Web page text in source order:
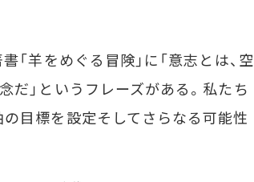
「羊をめぐる冒険」に「意志とは、空
だ」というフレーズがある。私たち
目標を設定そしてさらなる可能性